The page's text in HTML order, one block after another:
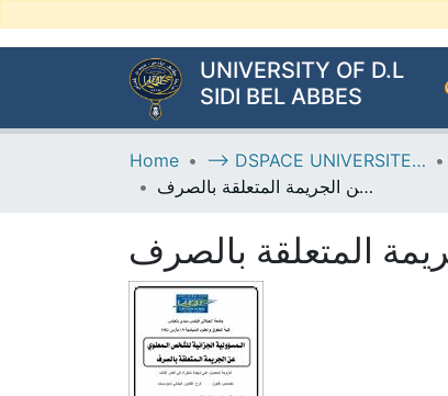
UNIVERSITY OF D.L
SIDI BEL ABBES
Home --> DSPACE UNIVERSITE DJILALLI LIABES DE SIDI BEL ABBES
المسؤولية الجزائية للشخص المعنوي عن الجريمة المتعلقة بالصرف
المتعلقة بالصرف